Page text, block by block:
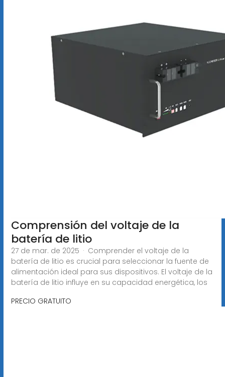
Comprensión del voltaje de la
batería de litio
27 de mar. de 2025 · Comprender el voltaje de la
batería de litio es crucial para seleccionar la fuente de
alimentación ideal para sus dispositivos. El voltaje de la
batería de litio influye en su capacidad energética, los
PRECIO GRATUITO